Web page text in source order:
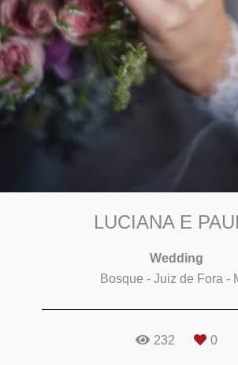
LUCIANA E
Wedding
Bosque - Juiz de Fora -
232 0